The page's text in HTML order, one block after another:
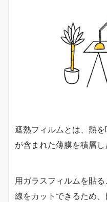
遮熱フィルムとは、熱
が含まれた薄膜を積層
用ガラスフィルムを貼
線をカットできるため